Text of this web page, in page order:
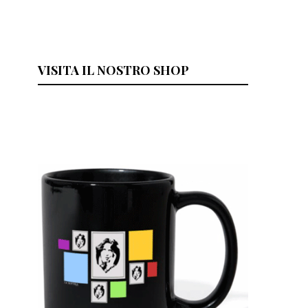
VISITA IL NOSTRO SHOP